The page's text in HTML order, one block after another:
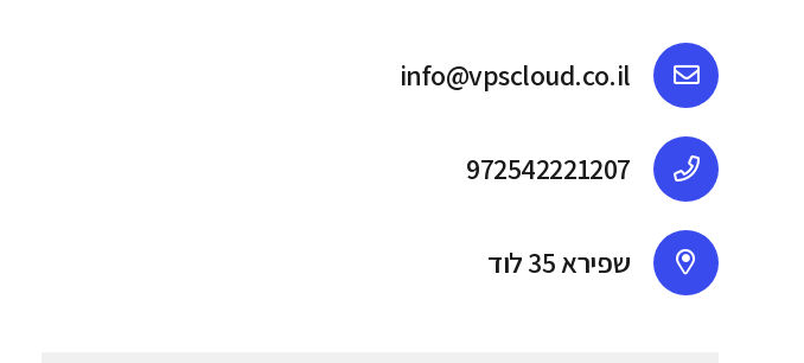
info@vpscloud.co.il
972542221207
שפירא 35 לוד